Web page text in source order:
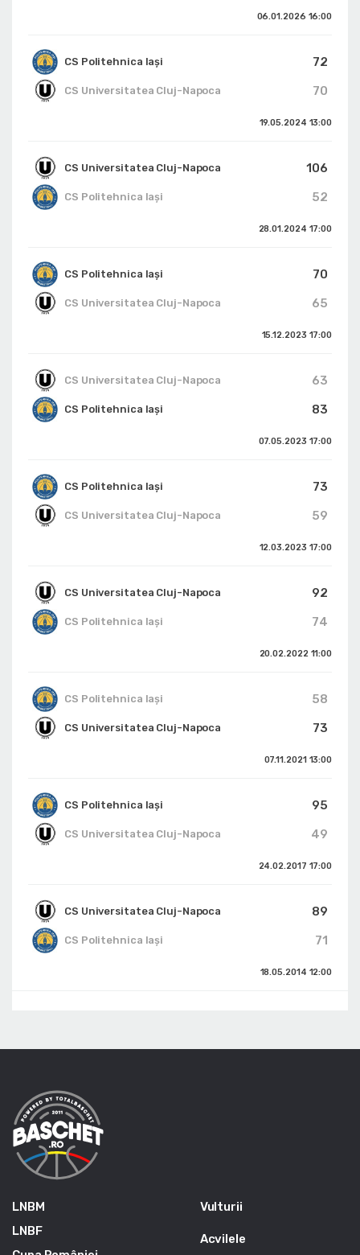
06.01.2026 16:00
CS Politehnica Iași
72
70
CS Universitatea Cluj-Napoca
19.05.2024 13:00
CS Universitatea Cluj-Napoca
106
52
CS Politehnica Iași
28.01.2024 17:00
CS Politehnica Iași
70
65
CS Universitatea Cluj-Napoca
15.12.2023 17:00
CS Universitatea Cluj-Napoca
63
83
CS Politehnica Iași
07.05.2023 17:00
CS Politehnica Iași
73
59
CS Universitatea Cluj-Napoca
12.03.2023 17:00
CS Universitatea Cluj-Napoca
92
74
CS Politehnica Iași
20.02.2022 11:00
CS Politehnica Iași
58
73
CS Universitatea Cluj-Napoca
07.11.2021 13:00
CS Politehnica Iași
95
49
CS Universitatea Cluj-Napoca
24.02.2017 17:00
CS Universitatea Cluj-Napoca
89
71
CS Politehnica Iași
18.05.2014 12:00
LNBM
LNBF
Vulturii
Acvilele